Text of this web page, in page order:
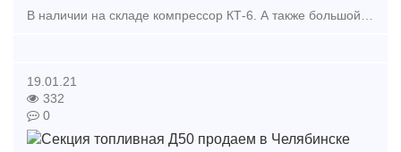
19.01.21
332
0